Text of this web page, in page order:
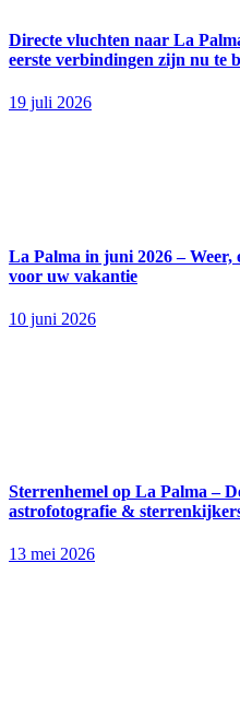
Directe vluchten naar La
eerste verbindingen zijn nu te
19 juli 2026
La Palma in juni 2026 – Weer,
voor uw vakantie
10 juni 2026
Sterrenhemel op La Palma –
astrofotografie &
13 mei 2026